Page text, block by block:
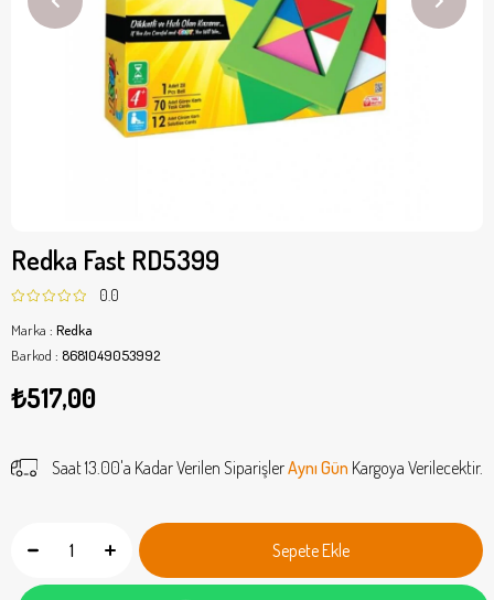
Redka Fast RD5399
0.0
Marka : Redka
Barkod : 8681049053992
₺517,00
Saat 13.00'a Kadar Verilen SiparişlerAynı Gün Kargoya Verilecektir.